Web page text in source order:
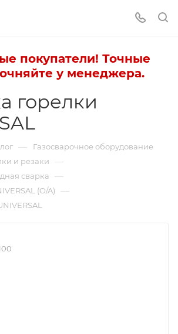
покупатели! Точные
у менеджера.
горелки
— Газосварочное оборудование
и резаки —
сварка —
(O/A) —